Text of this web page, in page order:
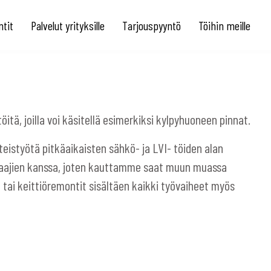
Palvelut yrityksille Tarjouspyyntö Töihin meille
joilla voi käsitellä esimerkiksi kylpyhuoneen pinnat.
pitkäaikaisten sähkö- ja LVI- töiden alan
kanssa, joten kauttamme saat muun muassa
keittiöremontit sisältäen kaikki työvaiheet myös